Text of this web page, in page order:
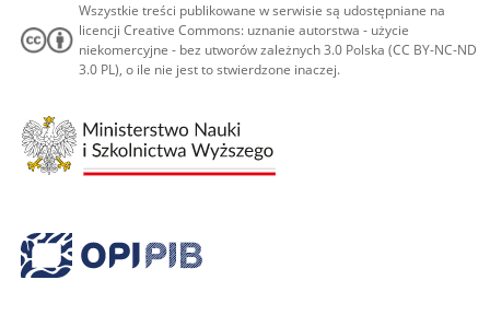
Wszystkie treści publikowane w serwisie są udostępniane na
licencji Creative Commons: uznanie autorstwa - użycie
niekomercyjne - bez utworów zależnych 3.0 Polska (CC BY-NC-ND
3.0 PL), o ile nie jest to stwierdzone inaczej.